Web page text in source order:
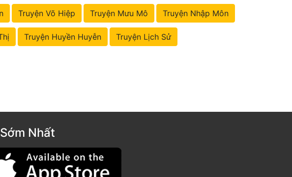
Truyện Võ Hiệp Truyện Mưu Mô Truyện Nhập Môn
Truyện Huyền Huyễn Truyện Lịch Sử
Nhất